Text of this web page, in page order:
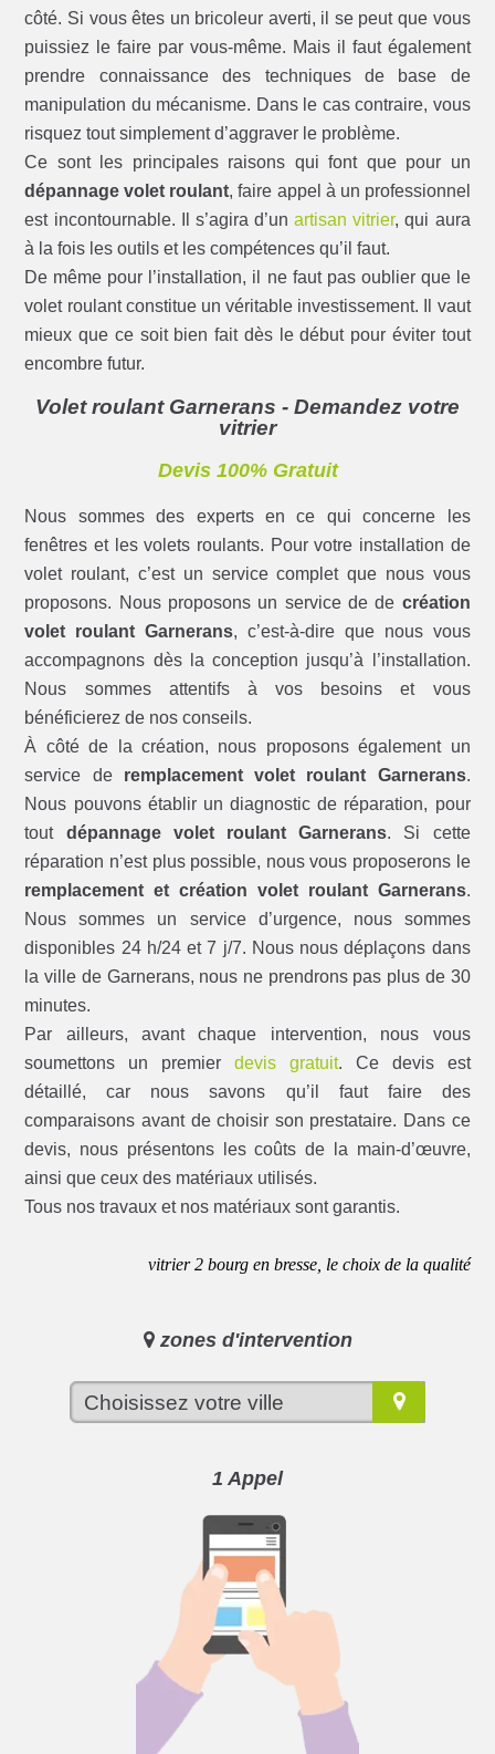
côté. Si vous êtes un bricoleur averti, il se peut que vous
puissiez le faire par vous-même. Mais il faut également
prendre connaissance des techniques de base de
manipulation du mécanisme. Dans le cas contraire, vous
risquez tout simplement d’aggraver le problème.
Ce sont les principales raisons qui font que pour un
dépannage volet roulant, faire appel à un professionnel
est incontournable. Il s’agira d’unartisan vitrier, qui aura
à la fois les outils et les compétences qu’il faut.
De même pour l’installation, il ne faut pas oublier que le
volet roulant constitue un véritable investissement. Il vaut
mieux que ce soit bien fait dès le début pour éviter tout
encombre futur.
Volet roulant Garnerans - Demandez votre
vitrier
Devis 100% Gratuit
Nous sommes des experts en ce qui concerne les
fenêtres et les volets roulants. Pour votre installation de
volet roulant, c’est un service complet que nous vous
proposons. Nous proposons un service de de création
volet roulant Garnerans, c’est-à-dire que nous vous
accompagnons dès la conception jusqu’à l’installation.
Nous sommes attentifs à vos besoins et vous
bénéficierez de nos conseils.
À côté de la création, nous proposons également un
service de remplacement volet roulant Garnerans.
Nous pouvons établir un diagnostic de réparation, pour
tout dépannage volet roulant Garnerans. Si cette
réparation n’est plus possible, nous vous proposerons le
remplacement et création volet roulant Garnerans.
Nous sommes un service d’urgence, nous sommes
disponibles 24 h/24 et 7 j/7. Nous nous déplaçons dans
la ville de Garnerans, nous ne prendrons pas plus de 30
minutes.
Par ailleurs, avant chaque intervention, nous vous
soumettons un premierdevis gratuit. Ce devis est
détaillé, car nous savons qu’il faut faire des
comparaisons avant de choisir son prestataire. Dans ce
devis, nous présentons les coûts de la main-d’œuvre,
ainsi que ceux des matériaux utilisés.
Tous nos travaux et nos matériaux sont garantis.
vitrier 2 bourg en bresse, le choix de la qualité
zones d'intervention
1 Appel